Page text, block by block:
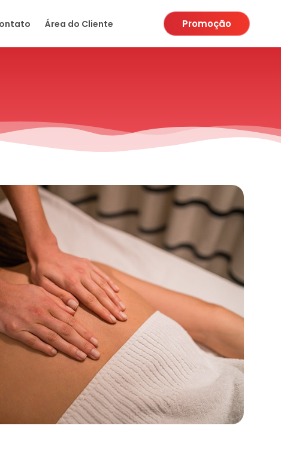
Área do Cliente Promoção